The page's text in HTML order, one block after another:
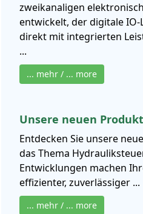
zweikanaligen
entwickelt, der digitale
direkt mit integrierten
...
... mehr / ... more
Unsere neuen
Entdecken Sie unsere
das Thema
Entwicklungen machen
effizienter, zuverlässiger ...
... mehr / ... more